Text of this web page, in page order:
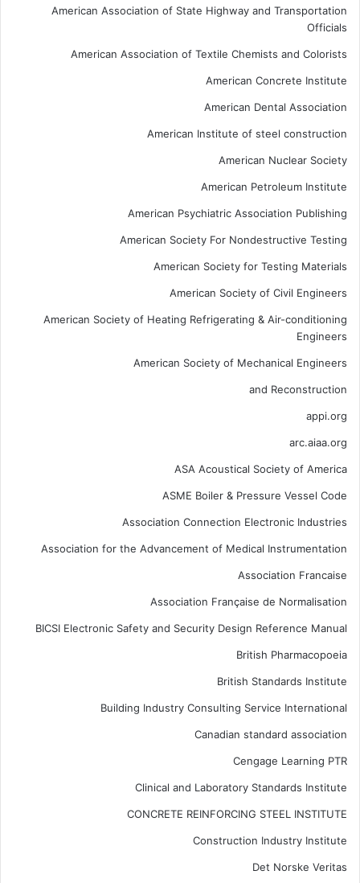
American Association of State Highway and Transportation
Officials
American Association of Textile Chemists and Colorists
American Concrete Institute
American Dental Association
American Institute of steel construction
American Nuclear Society
American Petroleum Institute
American Psychiatric Association Publishing
American Society For Nondestructive Testing
American Society for Testing Materials
American Society of Civil Engineers
American Society of Heating Refrigerating & Air-conditioning
Engineers
American Society of Mechanical Engineers
and Reconstruction
appi.org
arc.aiaa.org
ASA Acoustical Society of America
ASME Boiler & Pressure Vessel Code
Association Connection Electronic Industries
Association for the Advancement of Medical Instrumentation
Association Francaise
Association Française de Normalisation
BICSI Electronic Safety and Security Design Reference Manual
British Pharmacopoeia
British Standards Institute
Building Industry Consulting Service International
Canadian standard association
Cengage Learning PTR
Clinical and Laboratory Standards Institute
CONCRETE REINFORCING STEEL INSTITUTE
Construction Industry Institute
Det Norske Veritas